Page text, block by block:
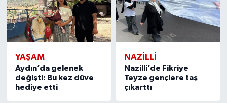
YAŞAM
Aydın’da gelenek
değişti: Bu kez düve
hediye etti
NAZILLI
Nazilli’de Fikriye
Teyze gençlere taş
çıkarttı